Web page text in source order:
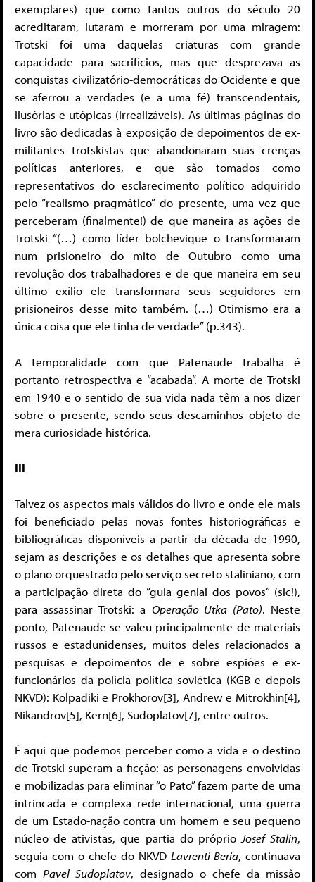
exemplares) que como tantos outros do século 20
acreditaram, lutaram e morreram por uma miragem:
Trotski foi uma daquelas criaturas com grande
capacidade para sacrifícios, mas que desprezava as
conquistas civilizatório-democráticas do Ocidente e que
se aferrou a verdades (e a uma fé) transcendentais,
ilusórias e utópicas (irrealizáveis). As últimas páginas do
livro são dedicadas à exposição de depoimentos de ex-
militantes trotskistas que abandonaram suas crenças
políticas anteriores, e que são tomados como
representativos do esclarecimento político adquirido
pelo “realismo pragmático” do presente, uma vez que
perceberam (finalmente!) de que maneira as ações de
Trotski “(…) como líder bolchevique o transformaram
num prisioneiro do mito de Outubro como uma
revolução dos trabalhadores e de que maneira em seu
último exílio ele transformara seus seguidores em
prisioneiros desse mito também. (…) Otimismo era a
única coisa que ele tinha de verdade” (p.343).
A temporalidade com que Patenaude trabalha é
portanto retrospectiva e “acabada”. A morte de Trotski
em 1940 e o sentido de sua vida nada têm a nos dizer
sobre o presente, sendo seus descaminhos objeto de
mera curiosidade histórica.
III
Talvez os aspectos mais válidos do livro e onde ele mais
foi beneficiado pelas novas fontes historiográficas e
bibliográficas disponíveis a partir da década de 1990,
sejam as descrições e os detalhes que apresenta sobre
o plano orquestrado pelo serviço secreto staliniano, com
a participação direta do “guia genial dos povos” (sic!),
para assassinar Trotski: a Operação Utka (Pato). Neste
ponto, Patenaude se valeu principalmente de materiais
russos e estadunidenses, muitos deles relacionados a
pesquisas e depoimentos de e sobre espiões e ex-
funcionários da polícia política soviética (KGB e depois
NKVD): Kolpadiki e Prokhorov[3], Andrew e Mitrokhin[4],
Nikandrov[5], Kern[6], Sudoplatov[7], entre outros.
É aqui que podemos perceber como a vida e o destino
de Trotski superam a ficção: as personagens envolvidas
e mobilizadas para eliminar “o Pato” fazem parte de uma
intrincada e complexa rede internacional, uma guerra
de um Estado-nação contra um homem e seu pequeno
núcleo de ativistas, que partia do próprioJosef Stalin,
seguia com o chefe do NKVD Lavrenti Beria, continuava
com Pavel Sudoplatov, designado o chefe da missão